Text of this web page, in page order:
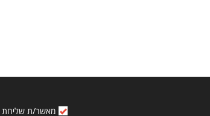
מאשר/ת שליחת